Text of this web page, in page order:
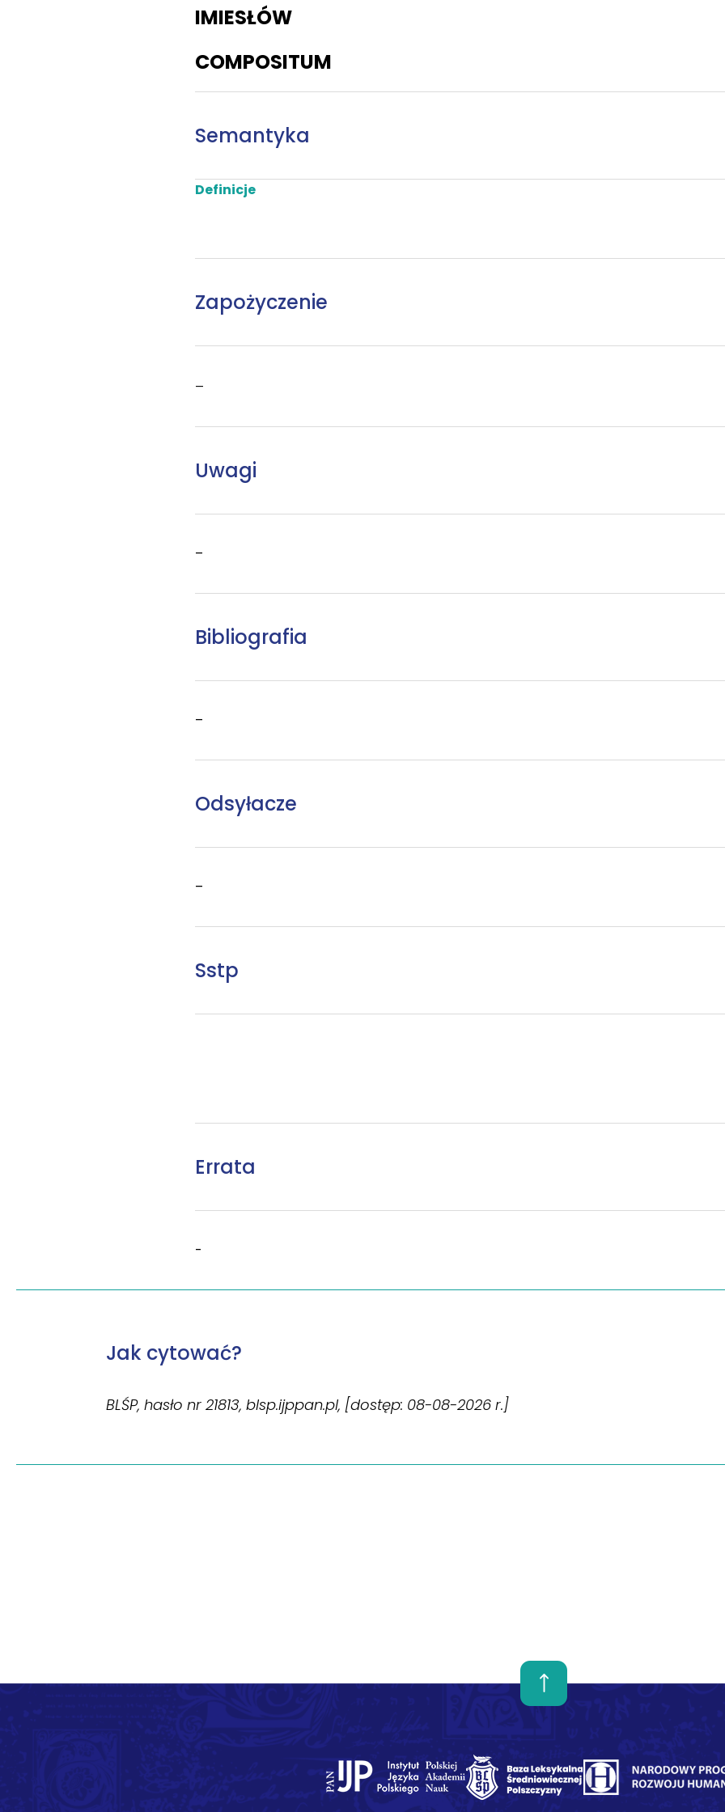
IMIESŁÓW
COMPOSITUM
Semantyka
Definicje
Zapożyczenie
–
Uwagi
–
Bibliografia
–
Odsyłacze
–
Sstp
Errata
-
Jak cytować?
BLŚP, hasło nr 21813, blsp.ijppan.pl, [dostęp: 08-08-2026 r.]